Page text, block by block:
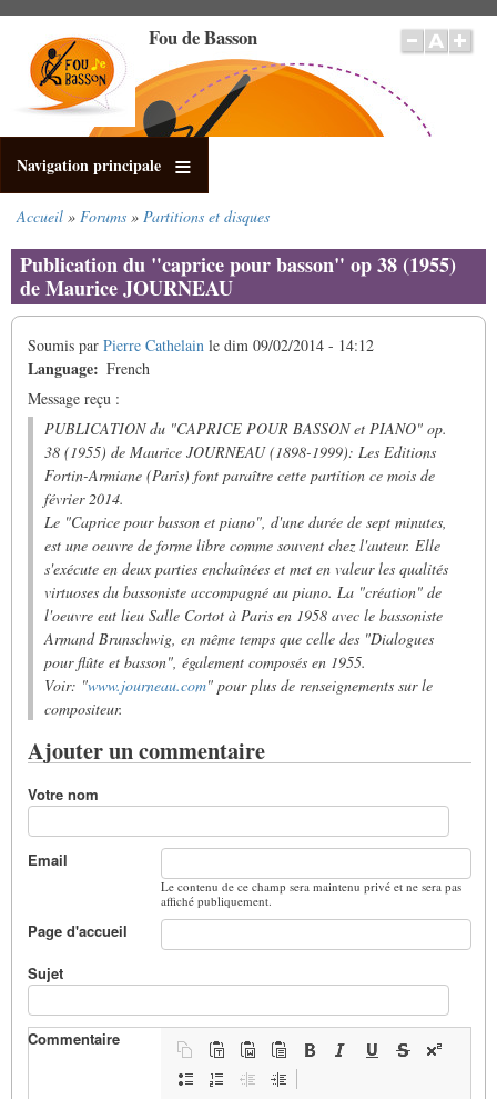
contenu
principal
Fou de Basson
Navigation principale
d'Ariane
Accueil Forums Partitions et disques
Publication du "caprice pour basson" op 38 (1955)
de Maurice JOURNEAU
Soumis par Pierre Cathelain le dim 09/02/2014 - 14:12
Language
French
Message reçu :
PUBLICATION du "CAPRICE POUR BASSON et PIANO" op.
38 (1955) de Maurice JOURNEAU (1898-1999): Les Editions
Fortin-Armiane (Paris) font paraître cette partition ce mois de
février 2014.
Le "Caprice pour basson et piano", d'une durée de sept minutes,
est une oeuvre de forme libre comme souvent chez l'auteur. Elle
s'exécute en deux parties enchaînées et met en valeur les qualités
virtuoses du bassoniste accompagné au piano. La "création" de
l'oeuvre eut lieu Salle Cortot à Paris en 1958 avec le bassoniste
Armand Brunschwig, en même temps que celle des "Dialogues
pour flûte et basson", également composés en 1955.
Voir: "www.journeau.com" pour plus de renseignements sur le
compositeur.
Ajouter un commentaire
Votre nom
Email
Le contenu de ce champ sera maintenu privé et ne sera pas
affiché publiquement.
Page d'accueil
Sujet
Commentaire